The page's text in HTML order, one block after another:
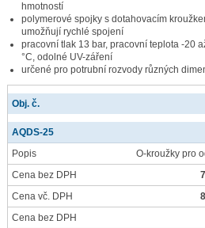
hmotností
polymerové spojky s dotahovacím
umožňují rychlé spojení
pracovní tlak 13 bar, pracovní teplota -20
°C, odolné UV-záření
určené pro potrubní rozvody různých
Obj. č.
AQDS-25
Popis
O-kroužky pro
Cena bez DPH
Cena vč. DPH
Cena bez DPH